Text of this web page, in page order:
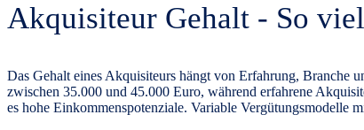
Akquisiteur Gehalt - So
Das Gehalt eines Akquisiteurs hängt von Erfahrung, Branche
zwischen 35.000 und 45.000 Euro, während erfahrene
es hohe Einkommenspotenziale. Variable Vergütungsmodelle